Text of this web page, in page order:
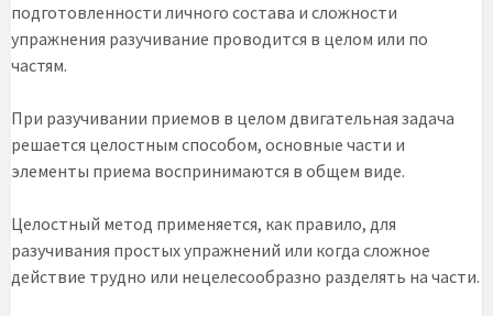
подготовленности личного состава и сложности
упражнения разучивание проводится в целом или по
частям.
При разучивании приемов в целом двигательная задача
решается целостным способом, основные части и
элементы приема воспринимаются в общем виде.
Целостный метод применяется, как правило, для
разучивания простых упражнений или когда сложное
действие трудно или нецелесообразно разделять на части.